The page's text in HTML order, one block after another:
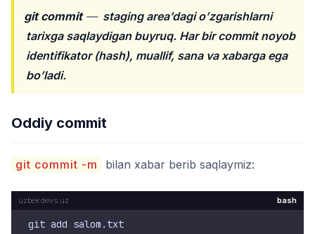
git commit— staging area’dagi o’zgarishlarni
tarixga saqlaydigan buyruq. Har bir commit noyob
identifikator (hash), muallif, sana va xabarga ega
bo’ladi.
Oddiy commit
git commit -m bilan xabar berib saqlaymiz:
bash
git add salom.txt